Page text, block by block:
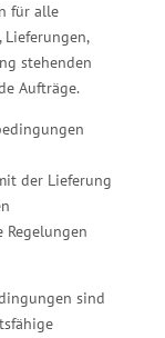
für alle
stehenden
Aufträge.
der Lieferung
Regelungen
sind